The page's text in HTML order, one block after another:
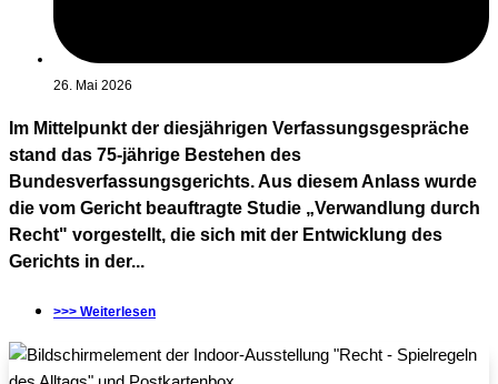
26. Mai 2026
Im Mittelpunkt der diesjährigen Verfassungsgespräche
stand das 75-jährige Bestehen des
Bundesverfassungsgerichts. Aus diesem Anlass wurde
die vom Gericht beauftragte Studie „Verwandlung durch
Recht" vorgestellt, die sich mit der Entwicklung des
Gerichts in der...
>>> Weiterlesen